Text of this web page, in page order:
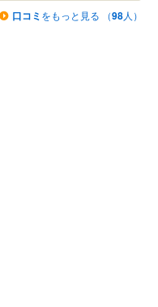
口コミ をもっと見る （98人）